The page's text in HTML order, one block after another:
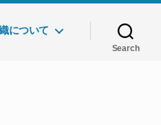
について
Search